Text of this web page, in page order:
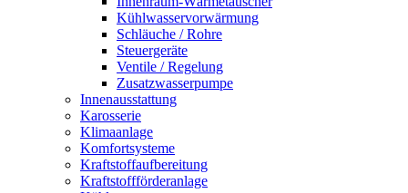
Kühlwasservorwärmung
Schläuche / Rohre
Steuergeräte
Ventile / Regelung
Zusatzwasserpumpe
Innenausstattung
Karosserie
Klimaanlage
Komfortsysteme
Kraftstoffaufbereitung
Kraftstoffförderanlage